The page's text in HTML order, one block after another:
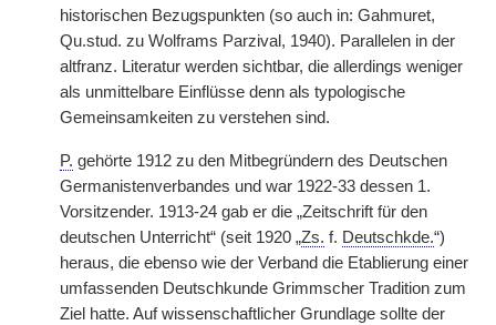
historischen Bezugspunkten (so auch in: Gahmuret,
Qu.stud. zu Wolframs Parzival, 1940). Parallelen in der
altfranz. Literatur werden sichtbar, die allerdings weniger
als unmittelbare Einflüsse denn als typologische
Gemeinsamkeiten zu verstehen sind.
P. gehörte 1912 zu den Mitbegründern des Deutschen
Germanistenverbandes und war 1922-33 dessen 1.
Vorsitzender. 1913-24 gab er die „Zeitschrift für den
deutschen Unterricht“ (seit 1920 „Zs. f. Deutschkde.“)
heraus, die ebenso wie der Verband die Etablierung einer
umfassenden Deutschkunde Grimmscher Tradition zum
Ziel hatte. Auf wissenschaftlicher Grundlage sollte der